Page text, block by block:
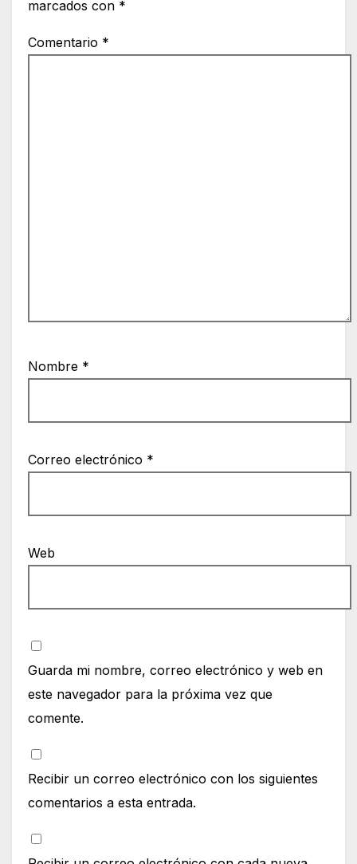
marcados con *
Comentario *
Nombre *
Correo electrónico *
Web
Guarda mi nombre, correo electrónico y web en
este navegador para la próxima vez que
comente.
Recibir un correo electrónico con los siguientes
comentarios a esta entrada.